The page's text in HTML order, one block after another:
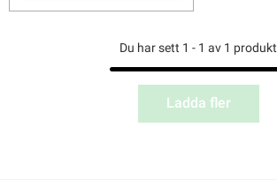
Du har sett 1 - 1 av 1 produkt
Ladda fler